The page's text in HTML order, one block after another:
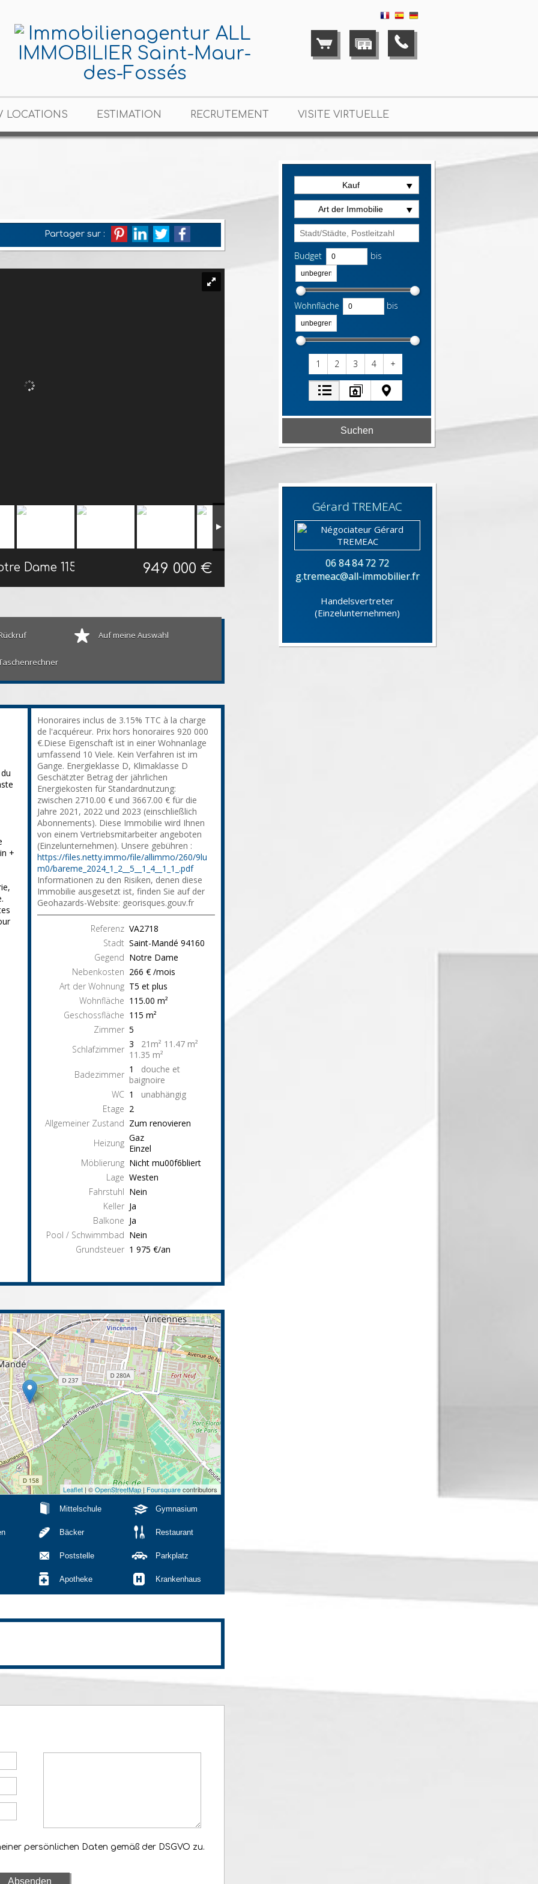
LOCATIONS ESTIMATION RECRUTEMENT VISITE VIRTUELLE
Kauf
Art der Immobilie
Budget bis
Wohnfläche bis
1 2 3 4 +
Gérard TREMEAC
06 84 84 72 72
g.tremeac@all-immobilier.fr
Handelsvertreter
(Einzelunternehmen)
Partager sur :
Dame 115 m² 949 000 €
Auf meine Auswahl
+
Honoraires inclus de 3.15% TTC à la charge
de l'acquéreur. Prix hors honoraires 920 000
€.Diese Eigenschaft ist in einer Wohnanlage
umfassend 10 Viele. Kein Verfahren ist im
Gange. Energieklasse D, Klimaklasse D
Geschätzter Betrag der jährlichen
Energiekosten für Standardnutzung:
zwischen 2710.00 € und 3667.00 € für die
Jahre 2021, 2022 und 2023 (einschließlich
Abonnements). Diese Immobilie wird Ihnen
von einem Vertriebsmitarbeiter angeboten
(Einzelunternehmen). Unsere gebühren :
https://files.netty.immo/file/allimmo/260/9lu
m0/bareme_2024_1_2__5__1_4__1_1_.pdf
Informationen zu den Risiken, denen diese
Immobilie ausgesetzt ist, finden Sie auf der
Geohazards-Website: georisques.gouv.fr
Referenz VA2718
Stadt Saint-Mandé 94160
Gegend Notre Dame
Nebenkosten 266 € /mois
Art der Wohnung T5 et plus
Wohnfläche 115.00 m²
Geschossfläche 115 m²
Zimmer 5
Schlafzimmer 3 21m² 11.47 m²
11.35 m²
Badezimmer 1 douche et
baignoire
WC 1 unabhängig
Etage 2
Allgemeiner Zustand Zum renovieren
Heizung Gaz
Einzel
Möblierung Nicht mu00f6bliert
Lage Westen
Fahrstuhl Nein
Keller Ja
Balkone Ja
Pool / Schwimmbad Nein
Grundsteuer 1 975 €/an
Leaflet | ©OpenStreetMap | Foursquarecontributors
Mittelschule Gymnasium
Bäcker Restaurant
Poststelle Parkplatz
Apotheke Krankenhaus
persönlichen Daten gemäß der DSGVO zu.